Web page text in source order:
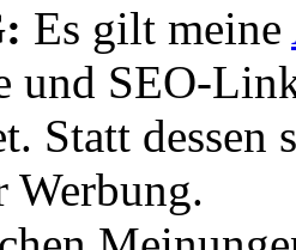
Es gilt meine
und SEO-
Statt dessen
Werbung.